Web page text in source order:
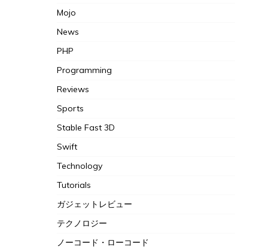
Mojo
News
PHP
Programming
Reviews
Sports
Stable Fast 3D
Swift
Technology
Tutorials
ガジェットレビュー
テクノロジー
ノーコード・ローコード